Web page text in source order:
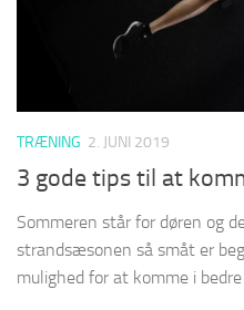
TRÆNING 2. JUNI 2019
3 gode tips til at
Sommeren står for døren og
strandsæsonen så småt er
mulighed for at komme i bedre